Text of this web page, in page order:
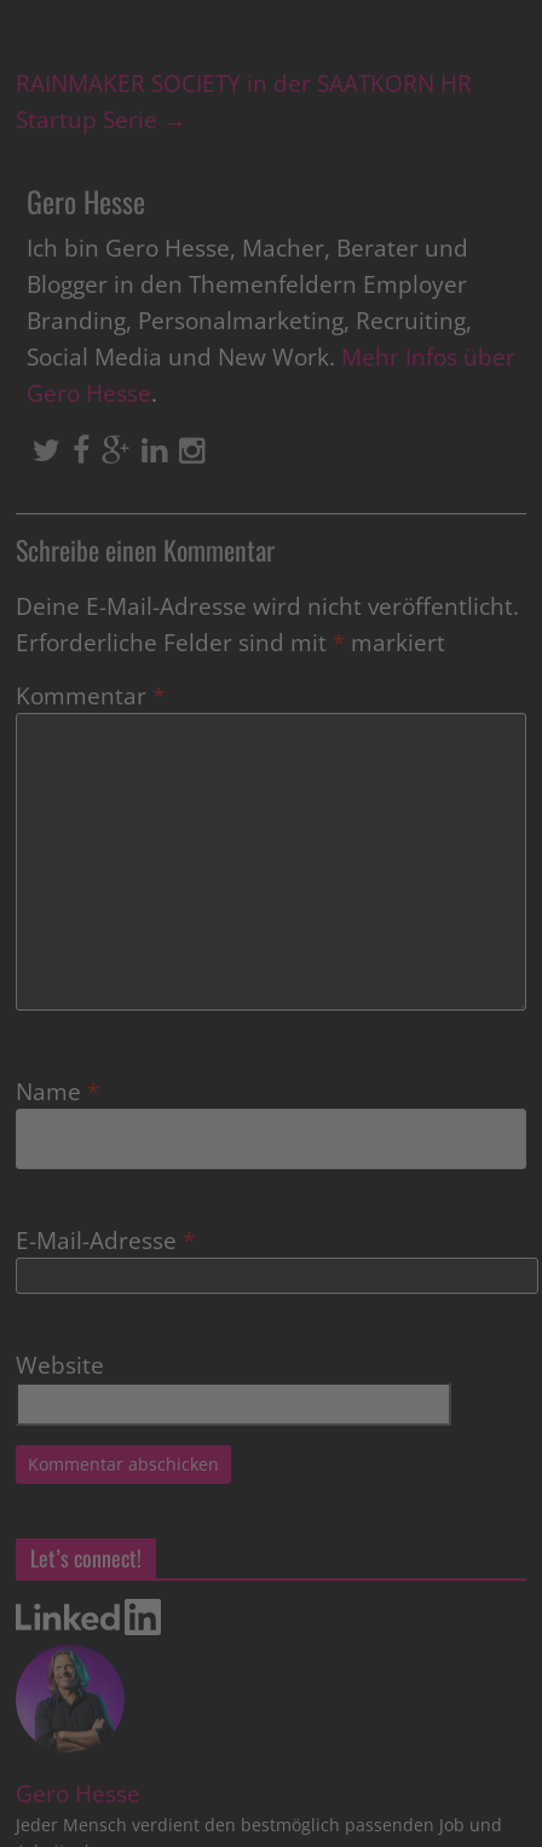
RAINMAKER SOCIETY in der SAATKORN HR
Startup Serie →
Gero Hesse
Ich bin Gero Hesse, Macher, Berater und
Blogger in den Themenfeldern Employer
Branding, Personalmarketing, Recruiting,
Social Media und New Work. Mehr Infos über
Gero Hesse.
Schreibe einen Kommentar
Deine E-Mail-Adresse wird nicht veröffentlicht.
Erforderliche Felder sind mit * markiert
Kommentar *
Name *
E-Mail-Adresse *
Website
Let’s connect!
Gero Hesse
Jeder Mensch verdient den bestmöglich passenden Job und